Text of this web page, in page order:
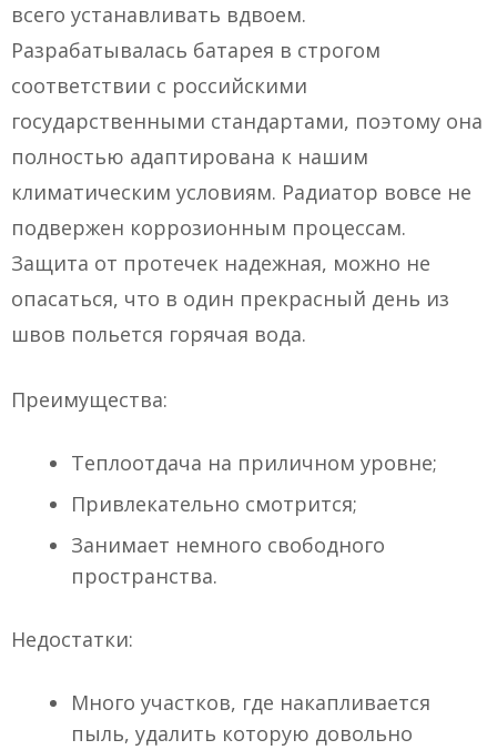
всего устанавливать вдвоем.
Разрабатывалась батарея в строгом
соответствии с российскими
государственными стандартами, поэтому она
полностью адаптирована к нашим
климатическим условиям. Радиатор вовсе не
подвержен коррозионным процессам.
Защита от протечек надежная, можно не
опасаться, что в один прекрасный день из
швов польется горячая вода.
Преимущества:
Теплоотдача на приличном уровне;
Привлекательно смотрится;
Занимает немного свободного
пространства.
Недостатки:
Много участков, где накапливается
пыль, удалить которую довольно